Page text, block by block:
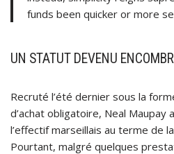
funds been quicker or more
UN STATUT DEVENU
Recruté l’été dernier sous la
d’achat obligatoire, Neal
l’effectif marseillais au terme de
Pourtant, malgré quelques